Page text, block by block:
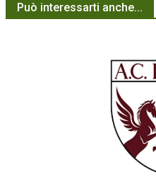
Può interessarti anche...